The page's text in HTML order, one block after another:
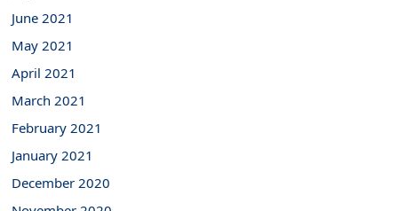
June 2021
May 2021
April 2021
March 2021
February 2021
January 2021
December 2020